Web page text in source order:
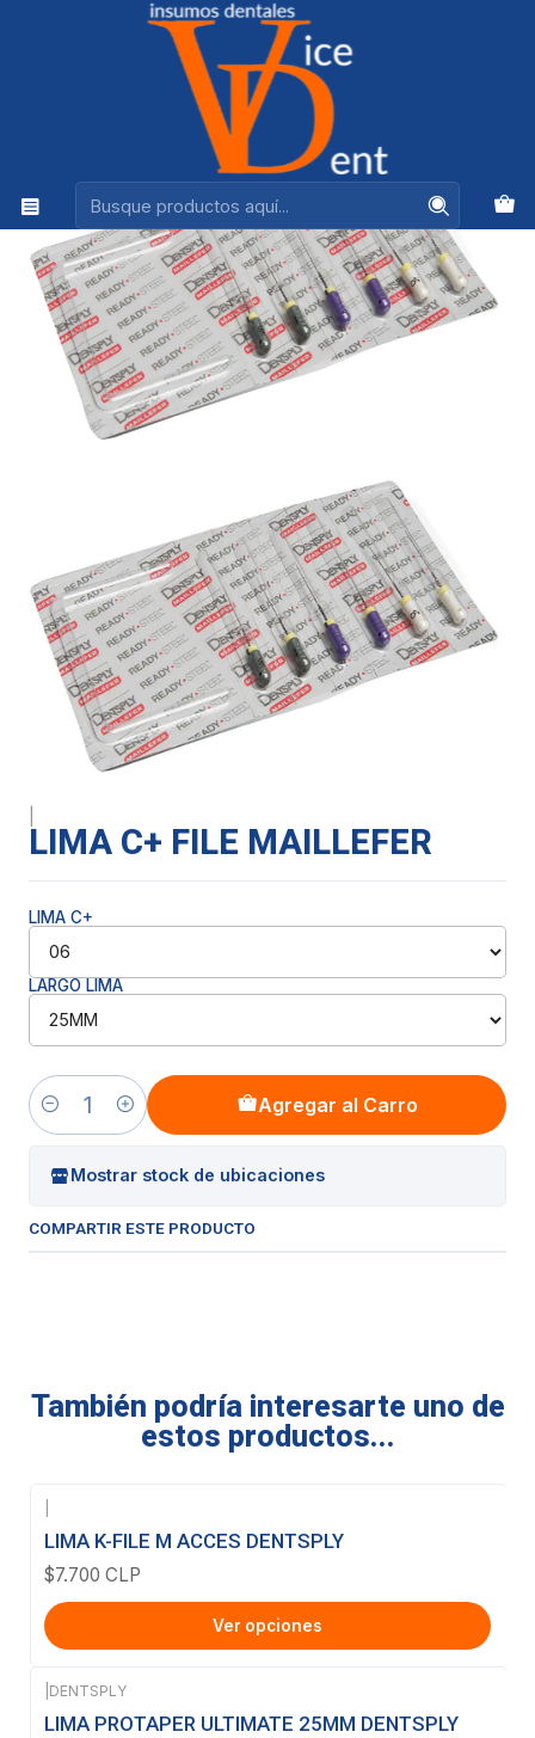
Ventas +56944575313
ENDODONCIA LIMA C+ FILE MAILLEFER
LIMA C+ FILE MAILLEFER
LIMA C+
LARGO LIMA
Cantidad
Agregar al Carro
Mostrar stock de ubicaciones
COMPARTIR ESTE PRODUCTO
También podría interesarte uno de
estos productos...
LIMA K-FILE M ACCES DENTSPLY
$7.700 CLP
Ver opciones
-30%OFF
DENTSPLY
LIMA PROTAPER ULTIMATE 25MM DENTSPLY